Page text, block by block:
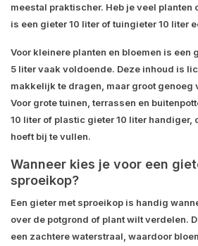
meestal praktischer. Heb je veel planten
is een gieter 10 liter of tuingieter 10 liter
Voor kleinere planten en bloemen is een
5 liter vaak voldoende. Deze inhoud is
makkelijk te dragen, maar groot genoeg
Voor grote tuinen, terrassen en
10 liter of plastic gieter 10 liter handiger,
hoeft bij te vullen.
Wanneer kies je voor een
sproeikop?
Een gieter met sproeikop is handig
over de potgrond of plant wilt verdelen.
een zachtere waterstraal, waardoor